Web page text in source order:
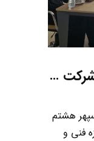
جلسه کمیسیون معماری شرکت سپهر هشتم
هشتم
فنی و